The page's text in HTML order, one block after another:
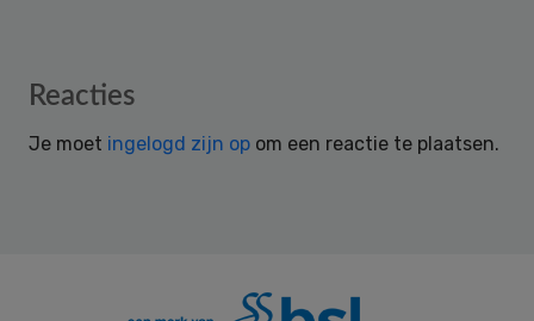
Reader
Reacties
Je moet ingelogd zijn op om een reactie te plaatsen.